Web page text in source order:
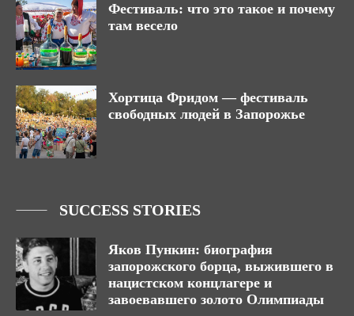
Фестиваль: что это такое и почему
там весело
Хортица Фридом — фестиваль
свободных людей в Запорожье
SUCCESS STORIES
Яков Пункин: биография
запорожского борца, выжившего в
нацистском концлагере и
завоевавшего золото Олимпиады